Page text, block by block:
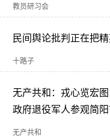
教员研习会
民间舆论批判正在把
十路子
无产共和：戎心览宏
政府退役军人参观简
无产共和